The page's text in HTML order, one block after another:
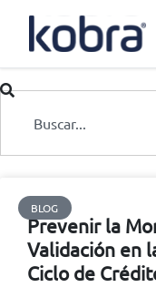
BLOG
Prevenir la
Validación en
Ciclo de